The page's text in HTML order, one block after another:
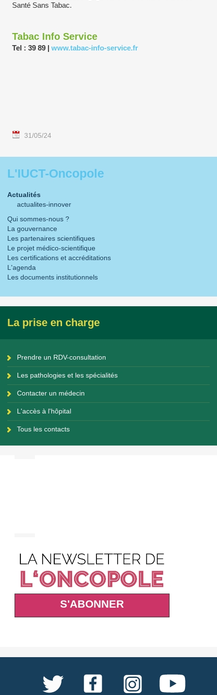
Santé Sans Tabac.
Tabac Info Service
Tel : 39 89 | www.tabac-info-service.fr
31/05/24
L'IUCT-Oncopole
Actualités
actualites-innover
Qui sommes-nous ?
La gouvernance
Les partenaires scientifiques
Le projet médico-scientifique
Les certifications et accréditations
L'agenda
Les documents institutionnels
La prise en charge
Prendre un RDV-consultation
Les pathologies et les spécialités
Contacter un médecin
L'accès à l'hôpital
Tous les contacts
S'ABONNER